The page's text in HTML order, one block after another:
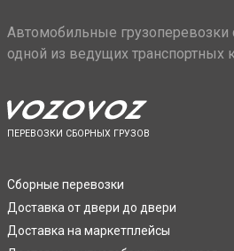
Автомобильные грузоперевозки
одной из ведущих транспортных
ПЕРЕВОЗКИ СБОРНЫХ ГРУЗОВ
Сборные перевозки
Доставка от двери до двери
Доставка на маркетплейсы